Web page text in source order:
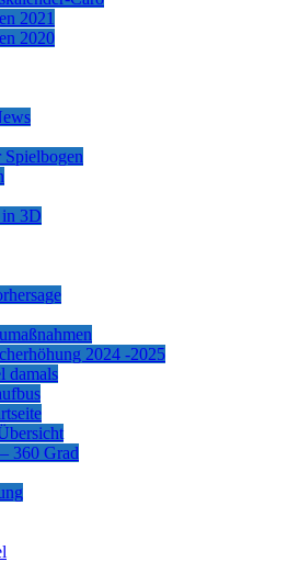
2021
2020
Spielbogen
in 3D
2024 -2025
damals
360 Grad